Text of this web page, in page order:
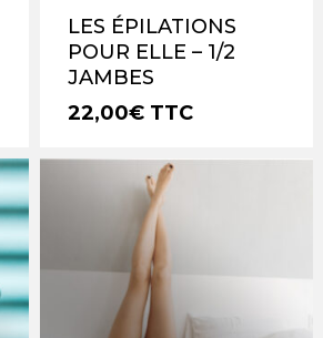
LES ÉPILATIONS
POUR ELLE – 1/2
JAMBES
22,00€ TTC